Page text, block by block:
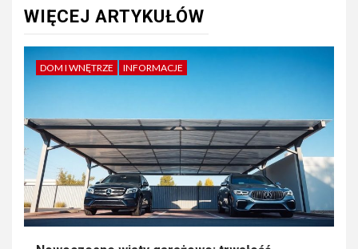
WIĘCEJ ARTYKUŁÓW
DOM I WNĘTRZE INFORMACJE